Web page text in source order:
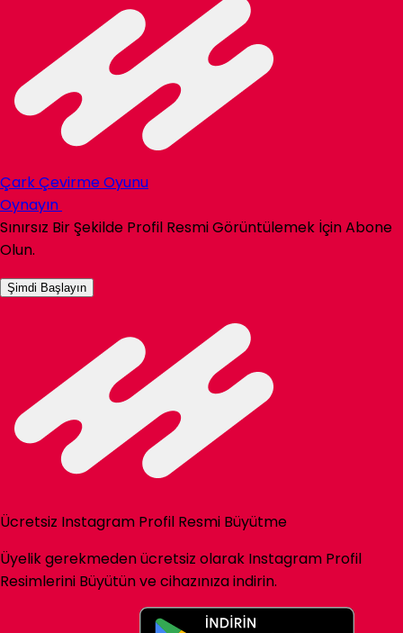
Çark Çevirme Oyunu
Oynayın
Sınırsız Bir Şekilde Profil Resmi Görüntülemek İçin Abone
Olun.
Şimdi Başlayın
Ücretsiz Instagram Profil Resmi Büyütme
Üyelik gerekmeden ücretsiz olarak Instagram Profil
Resimlerini Büyütün ve cihazınıza indirin.